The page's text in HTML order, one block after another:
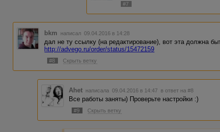
#7
bkm написал 09.04.2016 в 14:28
дал не ту ссылку (на редактирование), вот эта должна
http://advego.ru/order/status/15472159
#8 Скрыть ветку
Ahet написала 09.04.2016 в 14:47 в ответ на #8
Все работы заняты) Проверьте настройки :)
#9 Скрыть ветку